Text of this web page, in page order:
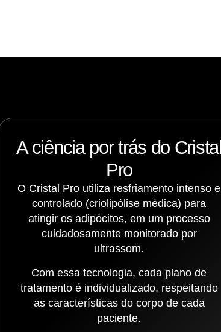
A ciência por trás do Cristal
Pro
O Cristal Pro utiliza resfriamento intenso e
controlado (criolipólise médica) para
atingir os adipócitos, em um processo
cuidadosamente monitorado por
ultrassom.
Com essa tecnologia, cada plano de
tratamento é individualizado, respeitando
as características do corpo de cada
paciente.